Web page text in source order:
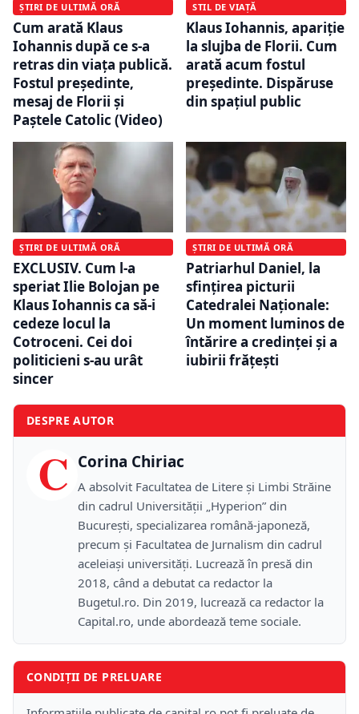
ȘTIRI DE ULTIMĂ ORĂ
Cum arată Klaus
Iohannis după ce s-a
retras din viața publică.
Fostul președinte,
mesaj de Florii și
Paștele Catolic (Video)
STIL DE VIAȚĂ
Klaus Iohannis, apariție
la slujba de Florii. Cum
arată acum fostul
președinte. Dispăruse
din spațiul public
ȘTIRI DE ULTIMĂ ORĂ
EXCLUSIV. Cum l-a
speriat Ilie Bolojan pe
Klaus Iohannis ca să-i
cedeze locul la
Cotroceni. Cei doi
politicieni s-au urât
sincer
ȘTIRI DE ULTIMĂ ORĂ
Patriarhul Daniel, la
sfințirea picturii
Catedralei Naționale:
Un moment luminos de
întărire a credinței și a
iubirii frățești
DESPRE AUTOR
C Corina Chiriac
A absolvit Facultatea de Litere și Limbi Străine
din cadrul Universității „Hyperion” din
București, specializarea română-japoneză,
precum și Facultatea de Jurnalism din cadrul
aceleiași universități. Lucrează în presă din
2018, când a debutat ca redactor la
Bugetul.ro. Din 2019, lucrează ca redactor la
Capital.ro, unde abordează teme sociale.
CONDIȚII DE PRELUARE